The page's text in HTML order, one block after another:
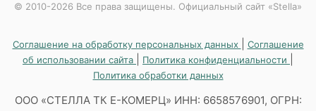
© 2010-2026 Все права защищены. Официальный сайт «Stella»
Соглашение на обработку персональных данных
Соглашение
об использовании сайта
Политика конфиденциальности
Политика обработки данных
ООО «СТЕЛЛА ТК Е-КОМЕРЦ» ИНН: 6658576901, ОГРН: